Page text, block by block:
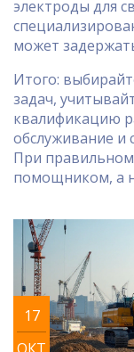
электроды для
может
Итого:
задач,
квалификацию
обслуживание и
При
помощником, а
17
ОКТ